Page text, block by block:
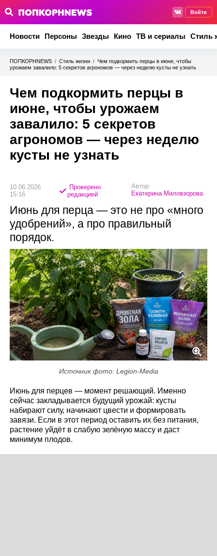
Войти
Новости Персоны Звезды Кино ТВ и сериалы Стиль
ПОПКОРНNEWS / Стиль жизни / Чем подкормить перцы в июне, чтобы
урожаем завалило: 5 секретов агрономов — через неделю кусты не узнать
Чем подкормить перцы в
июне, чтобы урожаем
завалило: 5 секретов
агрономов — через неделю
кусты не узнать
10.06.2026
15:16
Проверено
редакцией
Автор:
Екатерина Миловзорова
Июнь для перца — это не про «много
удобрений», а про правильный
порядок.
Источник фото: Legion-Media
Июнь для перцев — момент решающий. Именно
сейчас закладывается будущий урожай: кусты
набирают силу, начинают цвести и формировать
завязи. Если в этот период оставить их без питания,
растение уйдёт в слабую зелёную массу и даст
минимум плодов.